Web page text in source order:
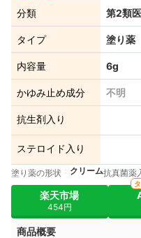
分類 第2類
タイプ 塗り薬
内容量 6g
かゆみ止め成分 不明
抗生剤入り
ステロイド入り
塗り薬の形状 クリーム抗真菌薬
楽天市場
454円
商品概要